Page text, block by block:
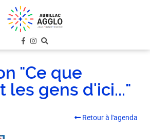
"Ce que
les gens d'ici..."
Retour à l'agenda